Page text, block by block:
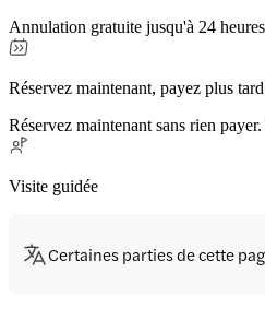
Annulation gratuite jusqu'à 24
Réservez maintenant, payez plus tard
Réservez maintenant sans rien
Visite guidée
Certaines parties de cette